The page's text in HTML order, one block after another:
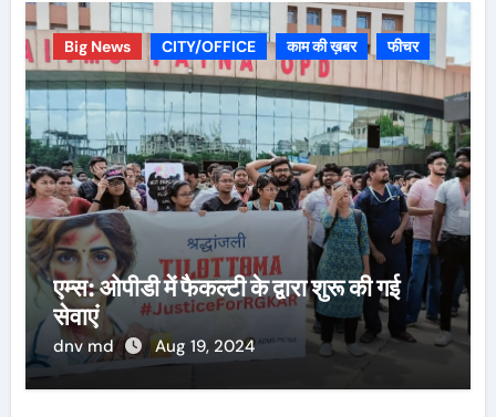
Big News CITY/OFFICE काम की ख़बर फीचर
एम्स: ओपीडी में फैकल्टी के द्वारा शुरू की गई
सेवाएं
dnv md Aug 19, 2024